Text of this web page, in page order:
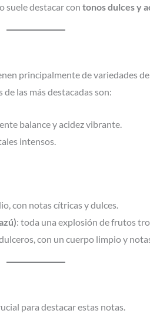
suele destacar con tonos dulces y
principalmente de variedades de
las más destacadas son:
balance y acidez vibrante.
intensos.
con notas cítricas y dulces.
: toda una explosión de frutos
con un cuerpo limpio y
para destacar estas notas.